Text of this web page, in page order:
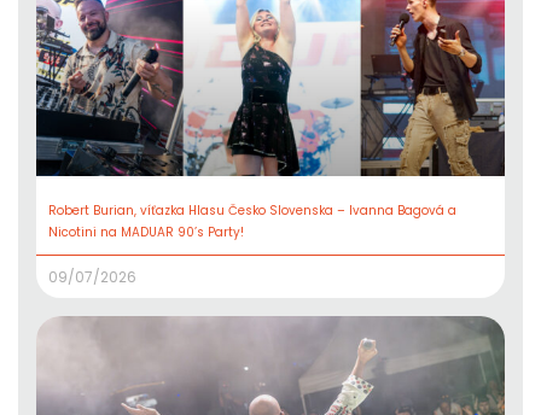
Robert Burian, víťazka Hlasu Česko Slovenska – Ivanna Bagová a
Nicotini na MADUAR 90’s Party!
09/07/2026